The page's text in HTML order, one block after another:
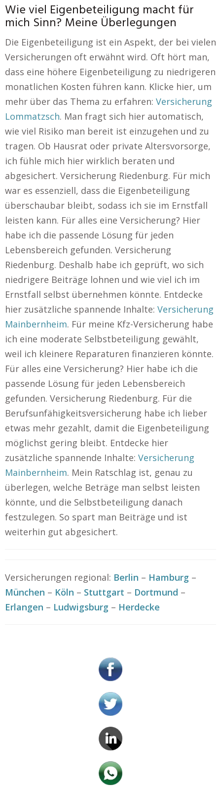
Wie viel Eigenbeteiligung macht für
mich Sinn? Meine Überlegungen
Die Eigenbeteiligung ist ein Aspekt, der bei vielen
Versicherungen oft erwähnt wird. Oft hört man,
dass eine höhere Eigenbeteiligung zu niedrigeren
monatlichen Kosten führen kann. Klicke hier, um
mehr über das Thema zu erfahren: Versicherung
Lommatzsch. Man fragt sich hier automatisch,
wie viel Risiko man bereit ist einzugehen und zu
tragen. Ob Hausrat oder private Altersvorsorge,
ich fühle mich hier wirklich beraten und
abgesichert. Versicherung Riedenburg. Für mich
war es essenziell, dass die Eigenbeteiligung
überschaubar bleibt, sodass ich sie im Ernstfall
leisten kann. Für alles eine Versicherung? Hier
habe ich die passende Lösung für jeden
Lebensbereich gefunden. Versicherung
Riedenburg. Deshalb habe ich geprüft, wo sich
niedrigere Beiträge lohnen und wie viel ich im
Ernstfall selbst übernehmen könnte. Entdecke
hier zusätzliche spannende Inhalte: Versicherung
Mainbernheim. Für meine Kfz-Versicherung habe
ich eine moderate Selbstbeteiligung gewählt,
weil ich kleinere Reparaturen finanzieren könnte.
Für alles eine Versicherung? Hier habe ich die
passende Lösung für jeden Lebensbereich
gefunden. Versicherung Riedenburg. Für die
Berufsunfähigkeitsversicherung habe ich lieber
etwas mehr gezahlt, damit die Eigenbeteiligung
möglichst gering bleibt. Entdecke hier
zusätzliche spannende Inhalte: Versicherung
Mainbernheim. Mein Ratschlag ist, genau zu
überlegen, welche Beträge man selbst leisten
könnte, und die Selbstbeteiligung danach
festzulegen. So spart man Beiträge und ist
weiterhin gut abgesichert.
Versicherungen regional: Berlin – Hamburg –
München – Köln – Stuttgart – Dortmund –
Erlangen – Ludwigsburg – Herdecke